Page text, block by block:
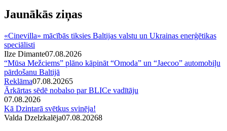
Jaunākās ziņas
«Cinevilla» mācībās tiksies Baltijas valstu un Ukrainas enerģētikas
speciālisti
Ilze Dimante07.08.2026
“Mūsa Mežciems” plāno kāpināt “Omoda” un “Jaecoo” automobiļu
pārdošanu Baltijā
Reklāma07.08.20265
Ārkārtas sēdē nobalso par BLICe vadītāju
07.08.2026
Kā Dzintarā svētkus svinēja!
Valda Dzelzkalēja07.08.20268